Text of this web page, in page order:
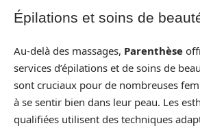
Épilations et soins de
Au-delà des massages, Parenthèse
services d’épilations et de soins de
sont cruciaux pour de nombreuses
à se sentir bien dans leur peau. Les
qualifiées utilisent des techniques